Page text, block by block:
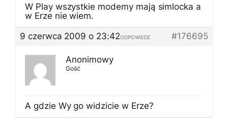
W Play wszystkie modemy mają simlocka a
w Erze nie wiem.
9 czerwca 2009 o 23:42
#176695
ODPOWIEDZ
Anonimowy
Gość
A gdzie Wy go widzicie w Erze?